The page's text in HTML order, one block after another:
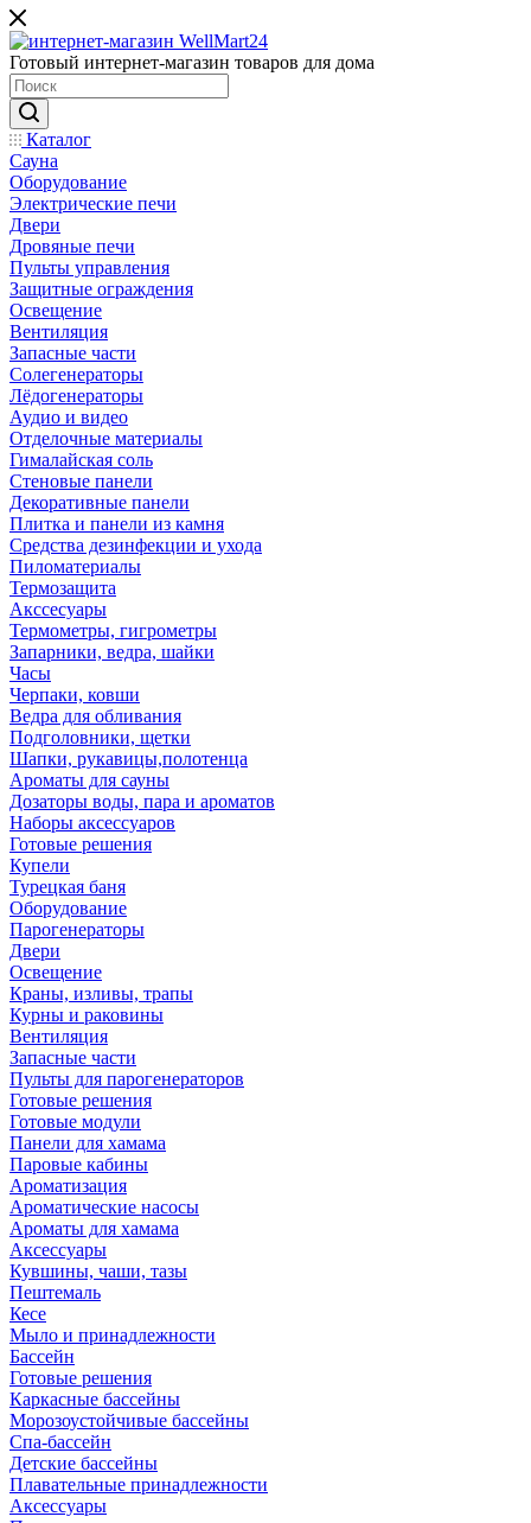
Готовый интернет-магазин товаров для дома
Каталог
Сауна
Оборудование
Электрические печи
Двери
Дровяные печи
Пульты управления
Защитные ограждения
Освещение
Вентиляция
Запасные части
Солегенераторы
Лёдогенераторы
Аудио и видео
Отделочные материалы
Гималайская соль
Стеновые панели
Декоративные панели
Плитка и панели из камня
Средства дезинфекции и ухода
Пиломатериалы
Термозащита
Аксcесуары
Термометры, гигрометры
Запарники, ведра, шайки
Часы
Черпаки, ковши
Ведра для обливания
Подголовники, щетки
Шапки, рукавицы,полотенца
Ароматы для сауны
Дозаторы воды, пара и ароматов
Наборы аксессуаров
Готовые решения
Купели
Турецкая баня
Оборудование
Парогенераторы
Двери
Освещение
Краны, изливы, трапы
Курны и раковины
Вентиляция
Запасные части
Пульты для парогенераторов
Готовые решения
Готовые модули
Панели для хамама
Паровые кабины
Ароматизация
Ароматические насосы
Ароматы для хамама
Аксессуары
Кувшины, чаши, тазы
Пештемаль
Кесе
Мыло и принадлежности
Бассейн
Готовые решения
Каркасные бассейны
Морозоустойчивые бассейны
Спа-бассейн
Детские бассейны
Плавательные принадлежности
Аксессуары